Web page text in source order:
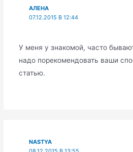
АЛЕНА
07.12.2015 В 12:44
У меня у знакомой, часто
надо порекомендовать ваши
статью.
NASTYA